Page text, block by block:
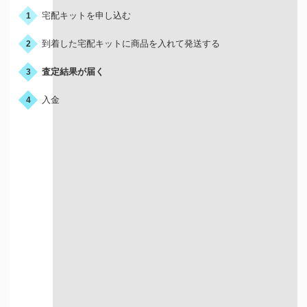
1 宅配キットを申し込む
2 到着した宅配キットに商品を入れて発送する
3 査定結果が届く
4 入金